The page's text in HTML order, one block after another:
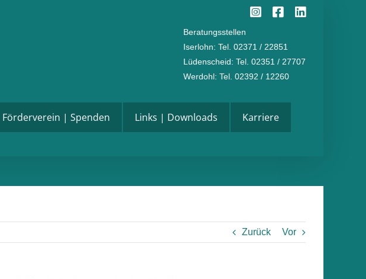
Instagram
Facebook
Beratungsstellen
Iserlohn: Tel. 02371 / 22851
Lüdenscheid: Tel. 02351 / 27707
Werdohl: Tel. 02392 / 12260
Förderverein | Spenden Links | Downloads Karriere
Zurück Vor